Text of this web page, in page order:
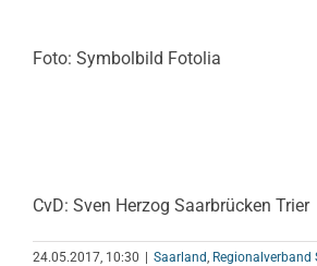
Foto: Symbolbild Fotolia
CvD: Sven Herzog Saarbrücken Trier
24.05.2017, 10:30 | Saarland Regionalverband